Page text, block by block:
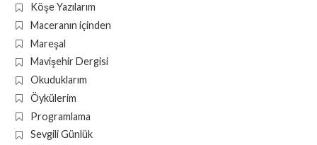
Köşe Yazılarım
Maceranın içinden
Mareşal
Mavişehir Dergisi
Okuduklarım
Öykülerim
Programlama
Sevgili Günlük